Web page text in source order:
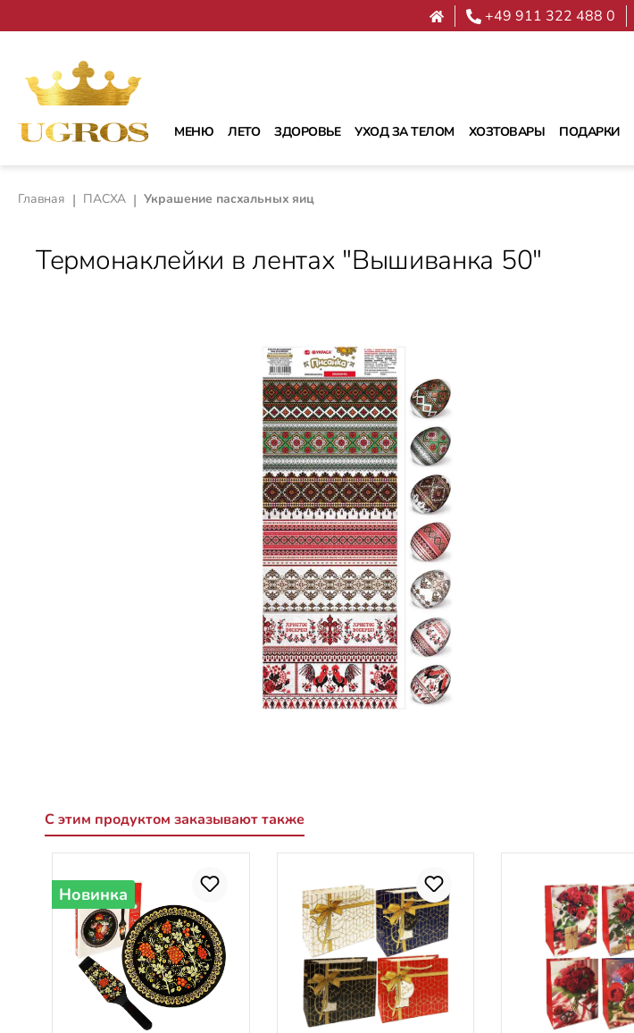
+49 911 322 488 0
МЕНЮ ЛЕТО ЗДОРОВЬЕ УХОД ЗА ТЕЛОМ ХОЗТОВАРЫ ПОДАРКИ
Главная | ПАСХА | Украшение пасхальных яиц
Термонаклейки в лентах "Вышиванка 50"
С этим продуктом заказывают также
Новинка